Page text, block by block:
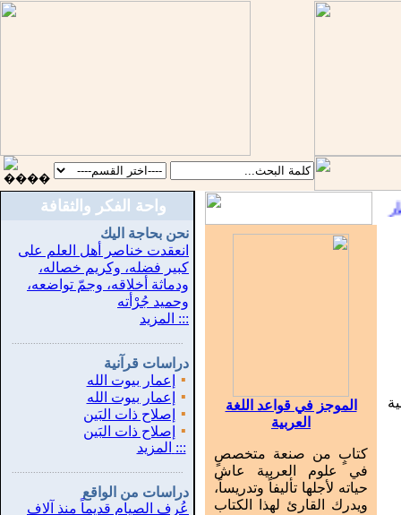
واحة الفكر والثقافة
نحن بحاجة اليك
انعقدت خناصر أهل العلم على
كبير فضله، وكريم خصاله،
ودماثة أخلاقه، وجمّ تواضعه،
وحميد جُرْأته
::: المزيد
دراسات قرآنية
▪
إعمار بيوت الله
▪
إعمار بيوت الله
▪
إصلاح ذات البَين
▪
إصلاح ذات البَين
::: المزيد
دراسات من الواقع
عُرف الصيام قديماً منذ آلاف
::
الموجز في قواعد اللغة
العربية
كتابٍ من صنعة متخصصٍ
في علوم العربية عاش
حياته لأجلها تأليفاً وتدريساً،
ويدرك القارئ لهذا الكتاب